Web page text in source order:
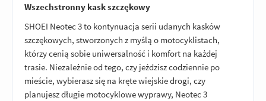
Wszechstronny kask szczękowy
SHOEI Neotec 3 to kontynuacja serii udanych kasków
szczękowych, stworzonych z myślą o motocyklistach,
którzy cenią sobie uniwersalność i komfort na każdej
trasie. Niezależnie od tego, czy jeździsz codziennie po
mieście, wybierasz się na kręte wiejskie drogi, czy
planujesz długie motocyklowe wyprawy, Neotec 3